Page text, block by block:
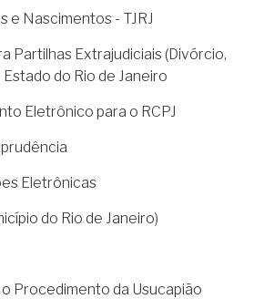
e Nascimentos - TJRJ
Partilhas Extrajudiciais (Divórcio,
do Rio de Janeiro
Eletrônico para o RCPJ
Eletrônicas
do Rio de Janeiro)
Procedimento da Usucapião